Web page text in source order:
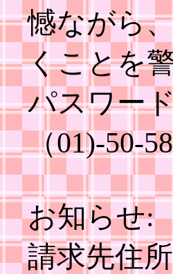
憾ながら
くことを
パスワー
（01)-50-
お知らせ:
請求先住